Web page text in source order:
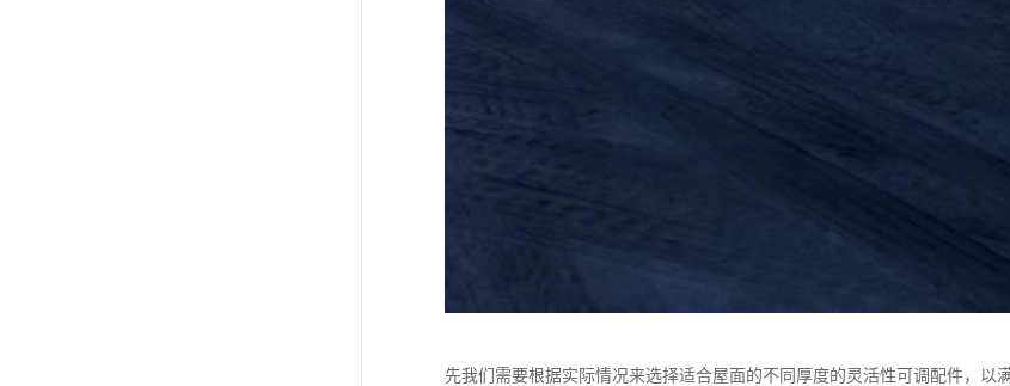
先我们需要根据实际情况来选择适合屋面的不同厚度的灵活性可调配件，